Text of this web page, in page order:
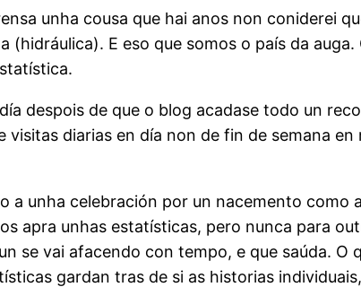
unha cousa que hai anos non coniderei
E eso que somos o país da
despois de que o blog acadase todo un
diarias en día non de fin de semana
a unha celebración por un nacemento como
apra unhas estatísticas, pero nunca para
se vai afacendo con tempo, e que saúda. O
gardan tras de si as historias